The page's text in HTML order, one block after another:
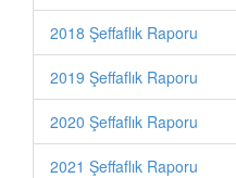
2018 Şeffaflık Raporu
2019 Şeffaflık Raporu
2020 Şeffaflık Raporu
2021 Şeffaflık Raporu